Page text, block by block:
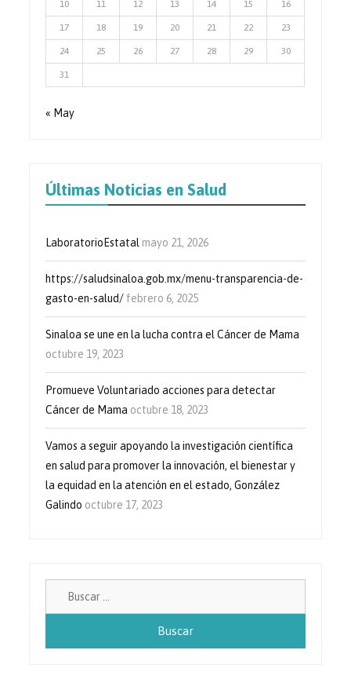
10 11 12 13 14 15 16
17 18 19 20 21 22 23
24 25 26 27 28 29 30
31
« May
Últimas Noticias en Salud
LaboratorioEstatal mayo 21, 2026
https://saludsinaloa.gob.mx/menu-transparencia-de-
gasto-en-salud/ febrero 6, 2025
Sinaloa se une en la lucha contra el Cáncer de Mama
octubre 19, 2023
Promueve Voluntariado acciones para detectar
Cáncer de Mama octubre 18, 2023
Vamos a seguir apoyando la investigación científica
en salud para promover la innovación, el bienestar y
la equidad en la atención en el estado, González
Galindo octubre 17, 2023